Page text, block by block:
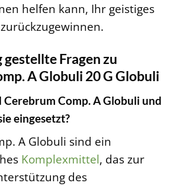
helfen kann, Ihr geistiges
gestellte Fragen zu
A Globuli 20 G Globuli
Cerebrum Comp. A Globuli und
eingesetzt?
A Globuli sind ein
Komplexmittel, das zur
des